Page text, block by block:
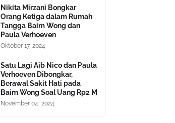
Nikita Mirzani Bongkar
Orang Ketiga dalam Rumah
Tangga Baim Wong dan
Paula Verhoeven
Oktober 17, 2024
Satu Lagi Aib Nico dan Paula
Verhoeven Dibongkar,
Berawal Sakit Hati pada
Baim Wong Soal Uang Rp2 M
November 04, 2024